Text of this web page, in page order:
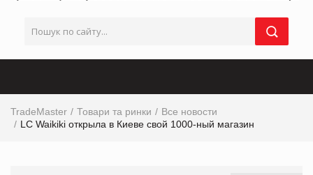
TradeMaster Товари та ринки
Все новости
LC Waikiki открыла в Киеве свой 1000-ный магазин